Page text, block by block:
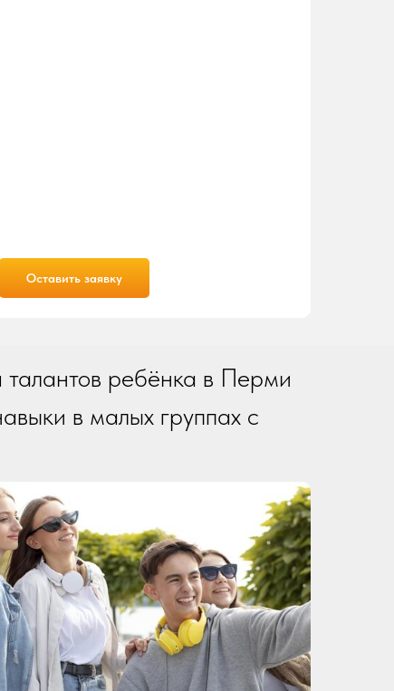
Оставить заявку
ребёнка в Перми
в малых группах с